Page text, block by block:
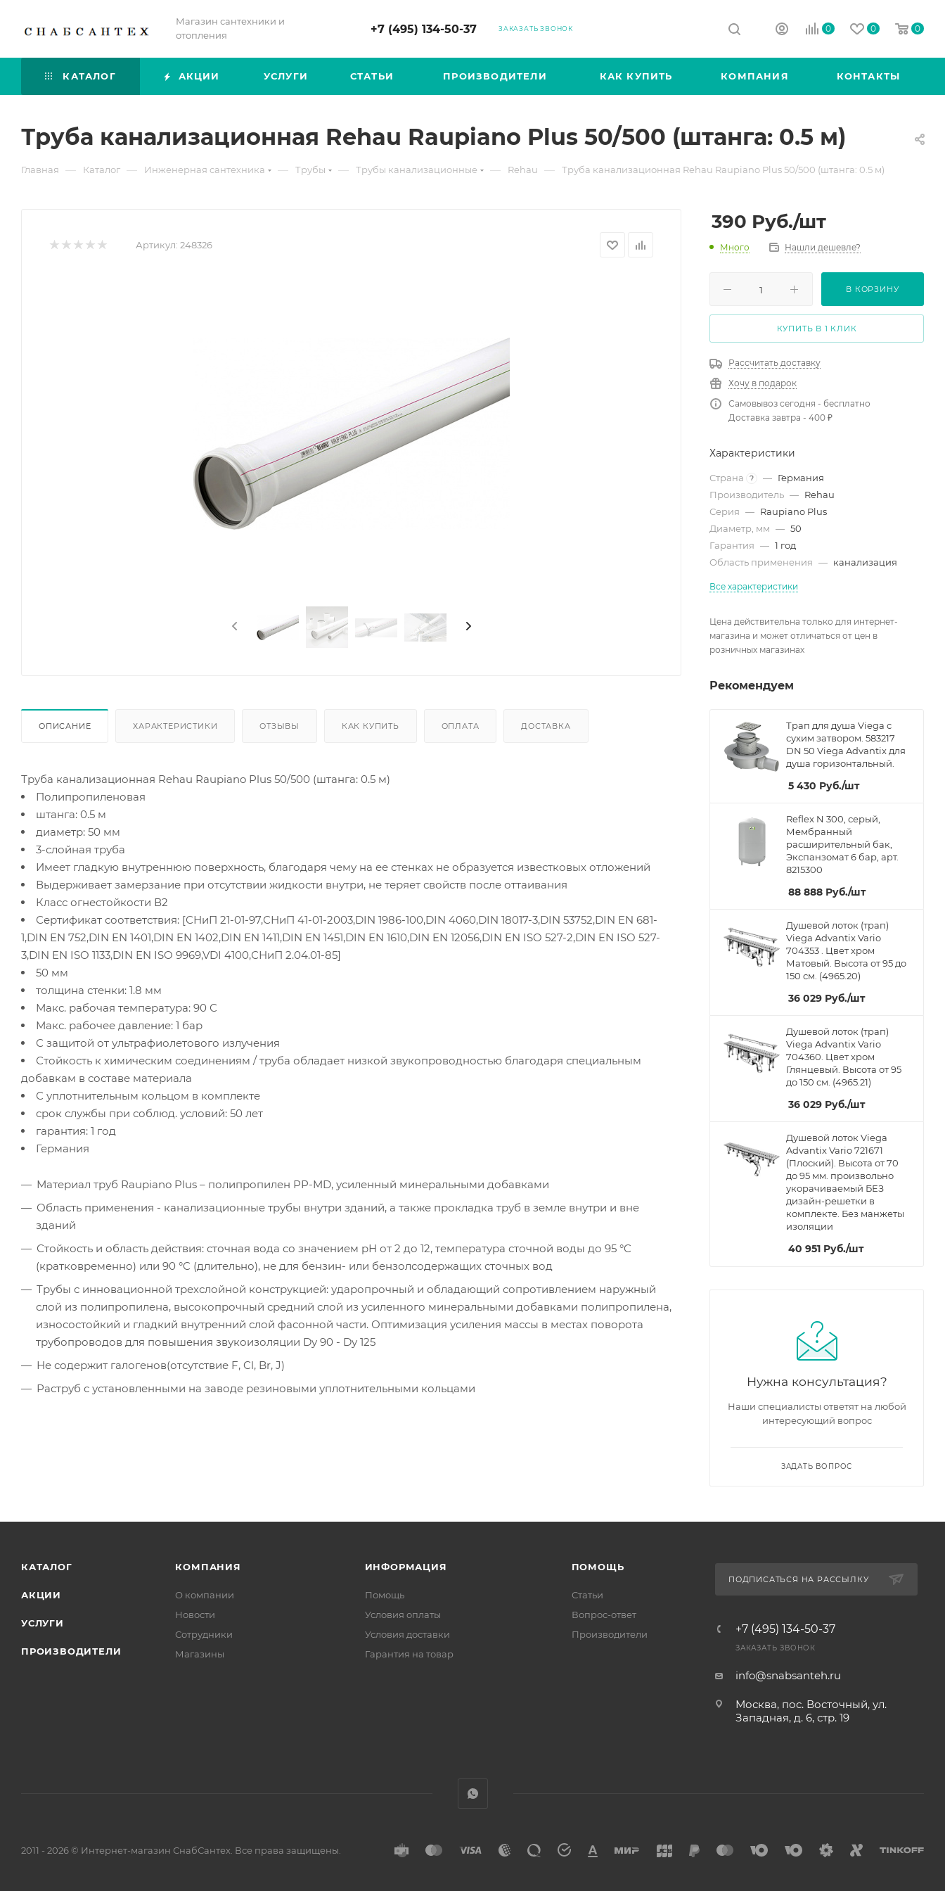
Магазин сантехники и
отопления
+7 (495) 134-50-37 ЗАКАЗАТЬ ЗВОНОК 0 0 0
КАТАЛОГ АКЦИИ УСЛУГИ СТАТЬИ ПРОИЗВОДИТЕЛИ КАК КУПИТЬ КОМПАНИЯ КОНТАКТЫ
Труба канализационная Rehau Raupiano Plus 50/500 (штанга: 0.5 м)
Главная — Каталог — Инженерная сантехника — Трубы — Трубы канализационные — Rehau — Труба канализационная Rehau Raupiano Plus 50/500 (штанга: 0.5 м)
Артикул: 248326
ОПИСАНИЕ ХАРАКТЕРИСТИКИ ОТЗЫВЫ КАК КУПИТЬ ОПЛАТА ДОСТАВКА
Труба канализационная Rehau Raupiano Plus 50/500 (штанга: 0.5 м)
Полипропиленовая
штанга: 0.5 м
диаметр: 50 мм
3-слойная труба
Имеет гладкую внутреннюю поверхность, благодаря чему на ее стенках не образуется известковых отложений
Выдерживает замерзание при отсутствии жидкости внутри, не теряет свойств после оттаивания
Класс огнестойкости В2
Сертификат соответствия: [СНиП 21-01-97,СНиП 41-01-2003,DIN 1986-100,DIN 4060,DIN 18017-3,DIN 53752,DIN EN 681-
1,DIN EN 752,DIN EN 1401,DIN EN 1402,DIN EN 1411,DIN EN 1451,DIN EN 1610,DIN EN 12056,DIN EN ISO 527-2,DIN EN ISO 527-
3,DIN EN ISO 1133,DIN EN ISO 9969,VDI 4100,СНиП 2.04.01-85]
50 мм
толщина стенки: 1.8 мм
Макс. рабочая температура: 90 С
Макс. рабочее давление: 1 бар
С защитой от ультрафиолетового излучения
Стойкость к химическим соединениям / труба обладает низкой звукопроводностью благодаря специальным
добавкам в составе материала
С уплотнительным кольцом в комплекте
срок службы при соблюд. условий: 50 лет
гарантия: 1 год
Германия
Материал труб Raupiano Plus – полипропилен PP-MD, усиленный минеральными добавками
Область применения - канализационные трубы внутри зданий, а также прокладка труб в земле внутри и вне
зданий
Стойкость и область действия: сточная вода со значением pН от 2 до 12, температура сточной воды до 95 °C
(кратковременно) или 90 °C (длительно), не для бензин- или бензолсодержащих сточных вод
Трубы с инновационной трехслойной конструкцией: ударопрочный и обладающий сопротивлением наружный
слой из полипропилена, высокопрочный средний слой из усиленного минеральными добавками полипропилена,
износостойкий и гладкий внутренний слой фасонной части. Оптимизация усиления массы в местах поворота
трубопроводов для повышения звукоизоляции Dу 90 - Dу 125
Не содержит галогенов(отсутствие F, Cl, Br, J)
Раструб с установленными на заводе резиновыми уплотнительными кольцами
390 Руб./шт
Много Нашли дешевле?
В КОРЗИНУ
КУПИТЬ В 1 КЛИК
Рассчитать доставку
Хочу в подарок
Самовывоз сегодня - бесплатно
Доставка завтра - 400 ₽
Характеристики
Страна ? — Германия
Производитель — Rehau
Серия — Raupiano Plus
Диаметр, мм — 50
Гарантия — 1 год
Область применения — канализация
Все характеристики
Цена действительна только для интернет-
магазина и может отличаться от цен в
розничных магазинах
Рекомендуем
Трап для душа Viega с
сухим затвором. 583217
DN 50 Viega Advantix для
душа горизонтальный.
5 430 Руб./шт
Reflex N 300, серый,
Мембранный
расширительный бак,
Экспанзомат 6 бар, арт.
8215300
88 888 Руб./шт
Душевой лоток (трап)
Viega Advantix Vario
704353 . Цвет хром
Матовый. Высота от 95 до
150 см. (4965.20)
36 029 Руб./шт
Душевой лоток (трап)
Viega Advantix Vario
704360. Цвет хром
Глянцевый. Высота от 95
до 150 см. (4965.21)
36 029 Руб./шт
Душевой лоток Viega
Advantix Vario 721671
(Плоский). Высота от 70
до 95 мм. произвольно
укорачиваемый БЕЗ
дизайн-решетки в
комплекте. Без манжеты
изоляции
40 951 Руб./шт
Нужна консультация?
Наши специалисты ответят на любой
интересующий вопрос
ЗАДАТЬ ВОПРОС
КАТАЛОГ
АКЦИИ
УСЛУГИ
ПРОИЗВОДИТЕЛИ
КОМПАНИЯ
О компании
Новости
Сотрудники
Магазины
ИНФОРМАЦИЯ
Помощь
Условия оплаты
Условия доставки
Гарантия на товар
ПОМОЩЬ
Статьи
Вопрос-ответ
Производители
ПОДПИСАТЬСЯ НА РАССЫЛКУ
+7 (495) 134-50-37
ЗАКАЗАТЬ ЗВОНОК
info@snabsanteh.ru
Москва, пос. Восточный, ул.
Западная, д. 6, стр. 19
2011 - 2026 © Интернет-магазин СнабСантех. Все права защищены.